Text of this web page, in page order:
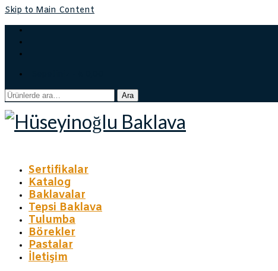
Skip to Main Content
Ara:
Ara
Sertifikalar
Katalog
Baklavalar
Tepsi Baklava
Tulumba
Börekler
Pastalar
İletişim